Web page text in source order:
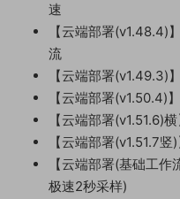
速
【云端部署(v1.48.4)
流
【云端部署(v1.49.3)
【云端部署(v1.50.4)
【云端部署(v1.51.6)
【云端部署(v1.51.7
【云端部署(基础工
极速2秒采样)